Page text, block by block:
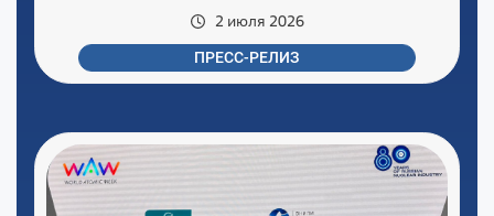
2 июля 2026
ПРЕСС-РЕЛИЗ